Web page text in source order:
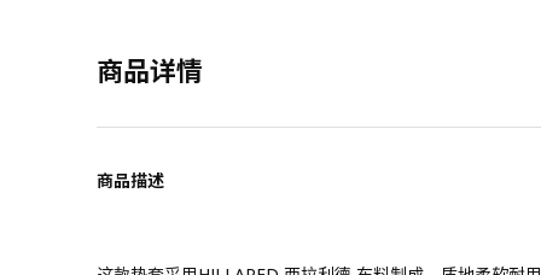
商品详情
商品描述